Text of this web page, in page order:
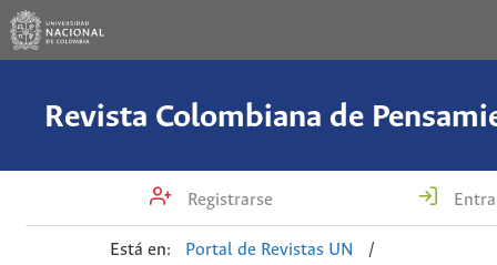
Registrarse
Está en: Portal de Revistas UN
/